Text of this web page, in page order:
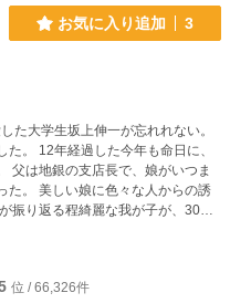
お気に入り追加 3
た大学生坂上伸一が忘れれない。
。 12年経過した今年も命日に、
父は地銀の支店長で、娘がいつま
た。 美しい娘に色々な人からの誘
振り返る程綺麗な我が子が、30歳
耳を傾けない。 そんな麻結を巡
の抜け殻の事、、、、麻結の思い
位 / 66,326件